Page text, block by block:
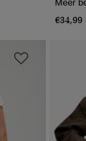
Meer
€34,99